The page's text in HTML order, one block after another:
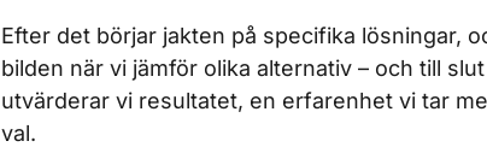
Efter det börjar jakten på specifika lösningar,
bilden när vi jämför olika alternativ – och till
utvärderar vi resultatet, en erfarenhet vi tar
val.